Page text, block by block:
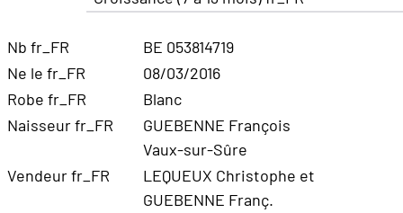
Nb fr_FR
BE 053814719
Ne le fr_FR
08/03/2016
Robe fr_FR
Blanc
Naisseur fr_FR
GUEBENNE François
Vaux-sur-Sûre
Vendeur fr_FR
LEQUEUX Christophe et
GUEBENNE Franç.